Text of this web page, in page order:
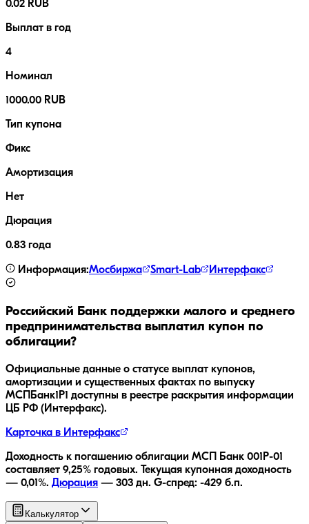
0.02 RUB
Выплат в год
4
Номинал
1000.00 RUB
Тип купона
Фикс
Амортизация
Нет
Дюрация
0.83 года
Информация:Мосбиржа Smart-Lab Интерфакс
Российский Банк поддержки малого и среднего
предпринимательства выплатил купон по
облигации?
Официальные данные о статусе выплат купонов,
амортизации и существенных фактах по выпуску
МСПБанк1P1 доступны в реестре раскрытия информации
ЦБ РФ (Интерфакс).
Карточка в Интерфакс
Доходность к погашению облигации МСП Банк 001P-01
составляет 9,25% годовых. Текущая купонная доходность
— 0,01%. Дюрация — 303 дн. G-спред: -429 б.п.
Калькулятор